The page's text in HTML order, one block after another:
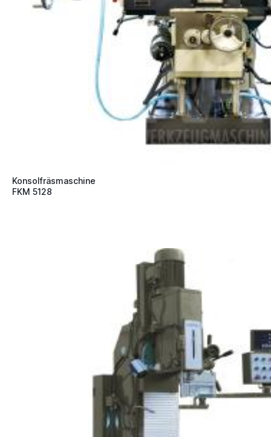
Konsolfräsmaschine
FKM 5128